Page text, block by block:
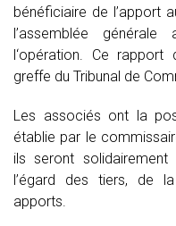
bénéficiaire de l’apport
l’assemblée
l‘opération. Ce
greffe du Tribunal de
Les associés ont la
établie par le
ils seront
l’égard des tiers, de
apports.